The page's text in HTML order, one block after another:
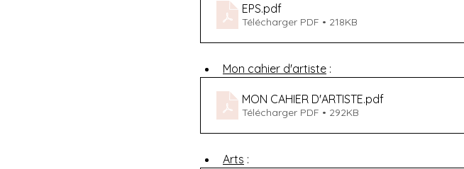
EPS.pdf
Télécharger PDF • 218KB
Mon cahier d'artiste :
MON CAHIER D'ARTISTE.pdf
Télécharger PDF • 292KB
Arts :